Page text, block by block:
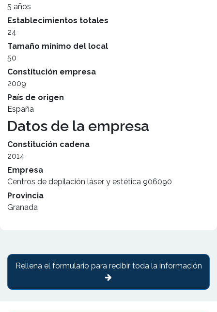
5 años
Establecimientos totales
24
Tamaño mínimo del local
50
Constitución empresa
2009
País de origen
España
Datos de la empresa
Constitución cadena
2014
Empresa
Centros de depilación láser y estética 906090
Provincia
Granada